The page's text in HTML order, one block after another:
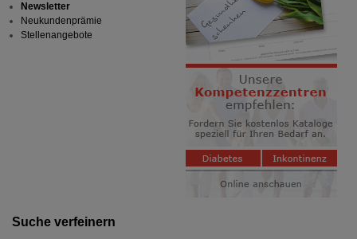
Suche verfeinern
Newsletter
Neukundenprämie
Stellenangebote